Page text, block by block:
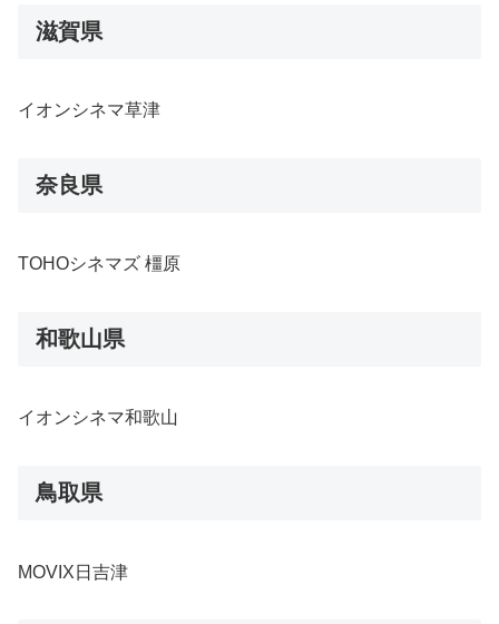
滋賀県
イオンシネマ草津
奈良県
TOHOシネマズ 橿原
和歌山県
イオンシネマ和歌山
鳥取県
MOVIX日吉津